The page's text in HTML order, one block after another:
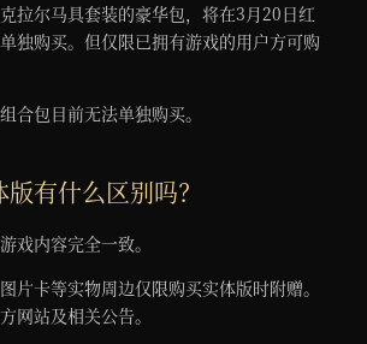
拉尔马具套装的豪华包，将在3月20日红
独购买。但仅限已拥有游戏的用户方可购
合包目前无法单独购买。
有什么区别吗？
戏内容完全一致。
片卡等实物周边仅限购买实体版时附赠。
网站及相关公告。